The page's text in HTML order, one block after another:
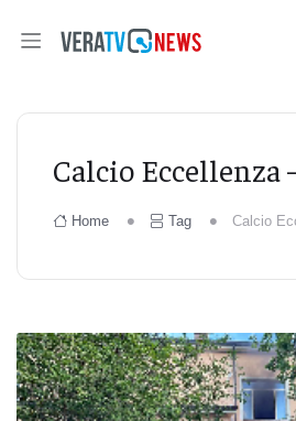
Calcio Eccellenza
Home Tag Calcio